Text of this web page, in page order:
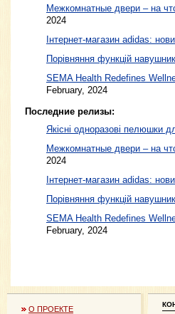
Межкомнатные двери – на
2024
Інтернет-магазин adidas:
Порівняння функцій
SEMA Health Redefines
February, 2024
Последние релизы:
Якісні одноразові пелюшки
Межкомнатные двери – на
2024
Інтернет-магазин adidas:
Порівняння функцій
SEMA Health Redefines
February, 2024
О ПРОЕКТЕ